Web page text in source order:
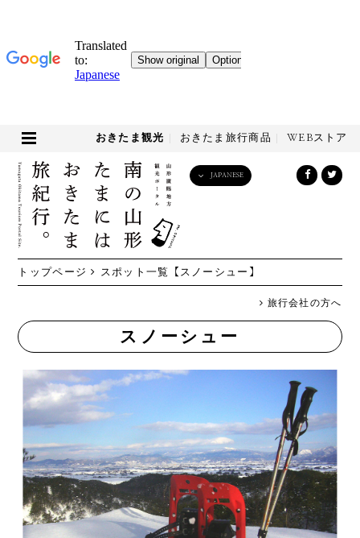
おきたま観光 おきたま旅行商品 WEBストア
JAPANESE
繁體中文
トップページ スポット一覧 【スノーシュー】
旅行会社の方へ
スノーシュー